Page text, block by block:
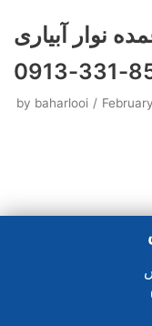
نوار آبیاری
by baharlooi